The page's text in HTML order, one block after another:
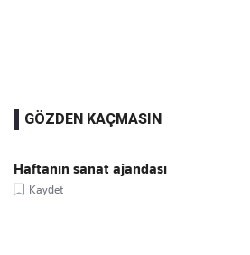
GÖZDEN KAÇMASIN
Haftanın sanat ajandası
Kaydet